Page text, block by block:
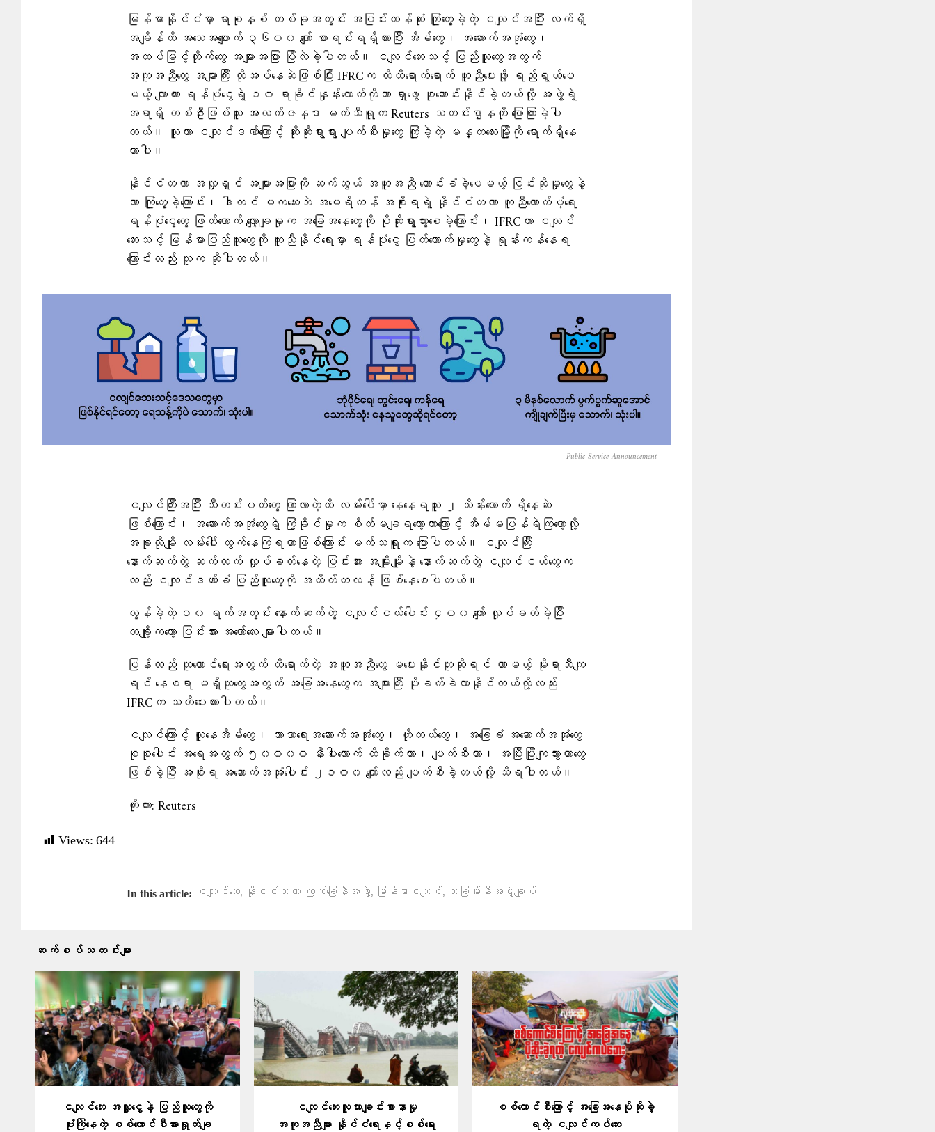
မြန်မာနိုင်ငံမှာ ရာစုနှစ် တစ်ခုအတွင်း အပြင်းထန်ဆုံး ကြုံတွေ့ခဲ့တဲ့ ငလျင်အပြီး လက်ရှိ
အချိန်ထိ အသေအပျောက် ၃၆၀၀ ကျော် စာရင်းရရှိထားပြီး အိမ်တွေ၊ အဆောက်အအုံတွေ၊
အထပ်မြင့်တိုက်တွေ အများအပြား ပြိုလဲခဲ့ပါတယ်။ ငလျင်ဘေးသင့် ပြည်သူတွေအတွက်
အကူအညီတွေ အများကြီး လိုအပ်နေဆဲဖြစ်ပြီး IFRCက ထိထိရောက်ရောက် ကူညီပေးဖို့ ရည်ရွယ်ပေ
မယ့် လျာထား ရန်ပုံငွေရဲ့ ၁၀ ရာခိုင်နှုန်းလောက်ကိုသာ ရှာဖွေ စုဆောင်းနိုင်ခဲ့တယ်လို့ အဖွဲ့ရဲ့
အရာရှိ တစ်ဦးဖြစ်သူ အလက်ဇန္ဒာ မက်သီရူက Reuters သတင်းဌာနကို ပြောကြားခဲ့ပါ
တယ်။ သူဟာ ငလျင်ဒဏ်ကြောင့် ဆိုးဆိုးရွားရွား ပျက်စီးမှုတွေ ကြုံခဲ့တဲ့ မန္တလေးမြို့ကို ရောက်ရှိနေ
တာပါ။
နိုင်ငံတကာ အလှူရှင် အများအပြားကို ဆက်သွယ် အကူအညီ တောင်းခံခဲ့ပေမယ့် ငြင်းဆိုမှုတွေနဲ့
သာ ကြုံတွေ့ခဲ့ကြောင်း၊ ဒါတင် မကသေးဘဲ အမေရိကန် အစိုးရရဲ့ နိုင်ငံတကာ ကူညီထောက်ပံ့ရေး
ရန်ပုံငွေတွေ ဖြတ်တောက် လျှော့ချမှုက အခြေအနေတွေကို ပိုဆိုးရွားသွားစေခဲ့ကြောင်း၊ IFRCဟာ ငလျင်
ဘေးသင့် မြန်မာပြည်သူတွေကို ကူညီနိုင်ရေးမှာ ရန်ပုံငွေ ပြတ်တောက်မှုတွေနဲ့ ရုန်းကန်နေရ
ကြောင်းလည်း သူက ဆိုပါတယ်။
Public Service Announcement
ငလျင်ကြီးအပြီး သီတင်းပတ်တွေ ကြာလာတဲ့ထိ လမ်းပေါ်မှာ နေနေရသူ ၂ သိန်းလောက် ရှိနေဆဲ
ဖြစ်ကြောင်း၊ အဆောက်အအုံတွေရဲ့ ကြံ့ခိုင်မှုက စိတ်မချရတော့တာကြောင့် အိမ်မပြန်ရဲကြတော့လို့
အခုလိုမျိုး လမ်းပေါ် ထွက်နေကြရတာဖြစ်ကြောင်း မက်သရူးက ပြောပါတယ်။ ငလျင်ကြီး
နောက်ဆက်တွဲ ဆက်လက် လှုပ်ခတ်နေတဲ့ ပြင်းအား အမျိုးမျိုးနဲ့ နောက်ဆက်တွဲ ငလျင်ငယ်တွေက
လည်း ငလျင်ဒဏ်ခံ ပြည်သူတွေကို အထိတ်တလန့် ဖြစ်နေစေပါတယ်။
လွန်ခဲ့တဲ့ ၁၀ ရက်အတွင်း နောက်ဆက်တွဲ ငလျင်ငယ်ပေါင်း ၄၀၀ ကျော် လှုပ်ခတ်ခဲ့ပြီး
တချို့ကတော့ ပြင်းအား အတော်လေး များပါတယ်။
ပြန်လည် ထူထောင်ရေးအတွက် ထိရောက်တဲ့ အကူအညီတွေ မပေးနိုင်ဘူးဆိုရင် လာမယ့် မိုးရာသီကျ
ရင် နေစရာ မရှိသူတွေအတွက် အခြေအနေတွေက အများကြီး ပိုခက်ခဲလာနိုင်တယ်လို့လည်း
IFRCက သတိပေးထားပါတယ်။
ငလျင်ကြောင့် လူနေအိမ်တွေ၊ ဘာသာရေးအဆောက်အအုံတွေ၊ ဟိုတယ်တွေ၊ အခြေခံ အဆောက်အအုံတွေ
စုစုပေါင်း အရေအတွက် ၅၀၀၀၀ နီးပါးလောက် ထိခိုက်တာ၊ ပျက်စီးတာ၊ အပြီးပြိုကျသွားတာတွေ
ဖြစ်ခဲ့ပြီး အစိုးရ အဆောက်အအုံပေါင်း ၂၁၀၀ ကျော်လည်း ပျက်စီးခဲ့တယ်လို့ သိရပါတယ်။
ကိုးကား: Reuters
Views: 644
In this article: ငလျင်ဘေး, နိုင်ငံတကာ ကြက်ခြေနီအဖွဲ့, မြန်မာငလျင်, လခြမ်းနီအဖွဲ့ချုပ်
ဆက်စပ်သတင်းများ
ငလျင်ဘေး အလှူငွေနဲ့ ပြည်သူတွေကို
ဗုံးကြဲနေတဲ့ စစ်ကောင်စီအားရှုတ်ချ
ငလျင်ဘေးလူသားချင်းစာနာမှု
အကူအညီများ နိုင်ငံရေးနှင့်စစ်ရေး
စစ်ကောင်စီကြောင့် အခြေအနေပိုဆိုးခဲ့
ရတဲ့ ငလျင်ကပ်ဘေး